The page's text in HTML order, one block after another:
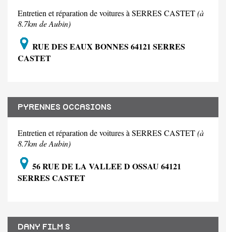
Entretien et réparation de voitures à SERRES CASTET(à
8.7km de Aubin)
RUE DES EAUX BONNES 64121 SERRES
CASTET
PYRENNES OCCASIONS
Entretien et réparation de voitures à SERRES CASTET(à
8.7km de Aubin)
56 RUE DE LA VALLEE D OSSAU 64121
SERRES CASTET
DANY FILM S